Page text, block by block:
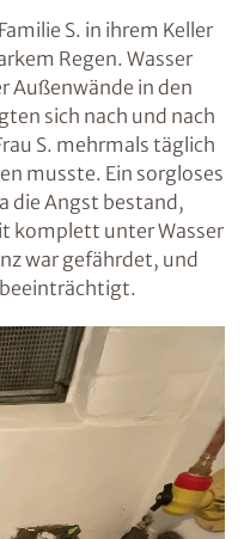
S. in ihrem Keller
Regen. Wasser
Außenwände in den
sich nach und nach
S. mehrmals täglich
musste. Ein sorgloses
die Angst bestand,
komplett unter Wasser
war gefährdet, und